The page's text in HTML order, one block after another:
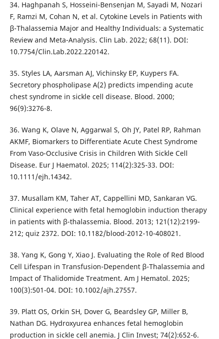
34. Haghpanah S, Hosseini-Bensenjan M, Sayadi M, Nozari
F, Ramzi M, Cohan N, et al. Cytokine Levels in Patients with
β-Thalassemia Major and Healthy Individuals: a Systematic
Review and Meta-Analysis. Clin Lab. 2022; 68(11). DOI:
10.7754/Clin.Lab.2022.220142.
35. Styles LA, Aarsman AJ, Vichinsky EP, Kuypers FA.
Secretory phospholipase A(2) predicts impending acute
chest syndrome in sickle cell disease. Blood. 2000;
96(9):3276-8.
36. Wang K, Olave N, Aggarwal S, Oh JY, Patel RP, Rahman
AKMF, Biomarkers to Differentiate Acute Chest Syndrome
From Vaso-Occlusive Crisis in Children With Sickle Cell
Disease. Eur J Haematol. 2025; 114(2):325-33. DOI:
10.1111/ejh.14342.
37. Musallam KM, Taher AT, Cappellini MD, Sankaran VG.
Clinical experience with fetal hemoglobin induction therapy
in patients with β-thalassemia. Blood. 2013; 121(12):2199-
212; quiz 2372. DOI: 10.1182/blood-2012-10-408021.
38. Yang K, Gong Y, Xiao J. Evaluating the Role of Red Blood
Cell Lifespan in Transfusion-Dependent β-Thalassemia and
Impact of Thalidomide Treatment. Am J Hematol. 2025;
100(3):501-04. DOI: 10.1002/ajh.27557.
39. Platt OS, Orkin SH, Dover G, Beardsley GP, Miller B,
Nathan DG. Hydroxyurea enhances fetal hemoglobin
production in sickle cell anemia. J Clin Invest; 74(2):652-6.